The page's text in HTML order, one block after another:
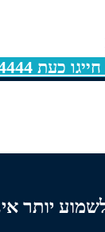
072-3714444
לשמוע יותר